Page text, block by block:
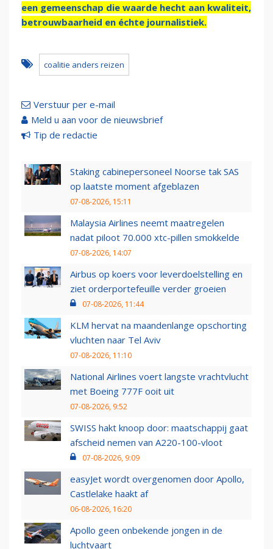
een gemeenschap die waarde hecht aan kwaliteit,
betrouwbaarheid en échte journalistiek.
coalitie anders reizen
Verstuur per e-mail
Meld u aan voor de nieuwsbrief
Tip de redactie
Staking cabinepersoneel Noorse tak SAS
op laatste moment afgeblazen
07-08-2026, 15:11
Malaysia Airlines neemt maatregelen
nadat piloot 70.000 xtc-pillen smokkelde
07-08-2026, 14:07
Airbus op koers voor leverdoelstelling en
ziet orderportefeuille verder groeien
07-08-2026, 11:44
KLM hervat na maandenlange opschorting
vluchten naar Tel Aviv
07-08-2026, 11:10
National Airlines voert langste vrachtvlucht
met Boeing 777F ooit uit
07-08-2026, 9:52
SWISS hakt knoop door: maatschappij gaat
afscheid nemen van A220-100-vloot
07-08-2026, 9:09
easyJet wordt overgenomen door Apollo,
Castlelake haakt af
06-08-2026, 16:20
Apollo geen onbekende jongen in de
luchtvaart